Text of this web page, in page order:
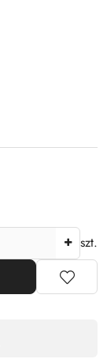
szt.